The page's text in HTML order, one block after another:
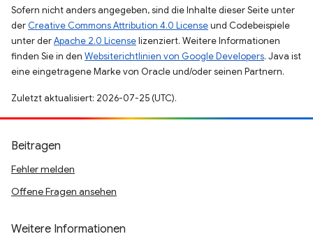
Sofern nicht anders angegeben, sind die Inhalte dieser Seite unter
der Creative Commons Attribution 4.0 Licenseund Codebeispiele
unter derApache 2.0 Licenselizenziert. Weitere Informationen
finden Sie in den Websiterichtlinien von Google Developers. Java ist
eine eingetragene Marke von Oracle und/oder seinen Partnern.
Zuletzt aktualisiert: 2026-07-25 (UTC).
Beitragen
Fehler melden
Offene Fragen ansehen
Weitere Informationen